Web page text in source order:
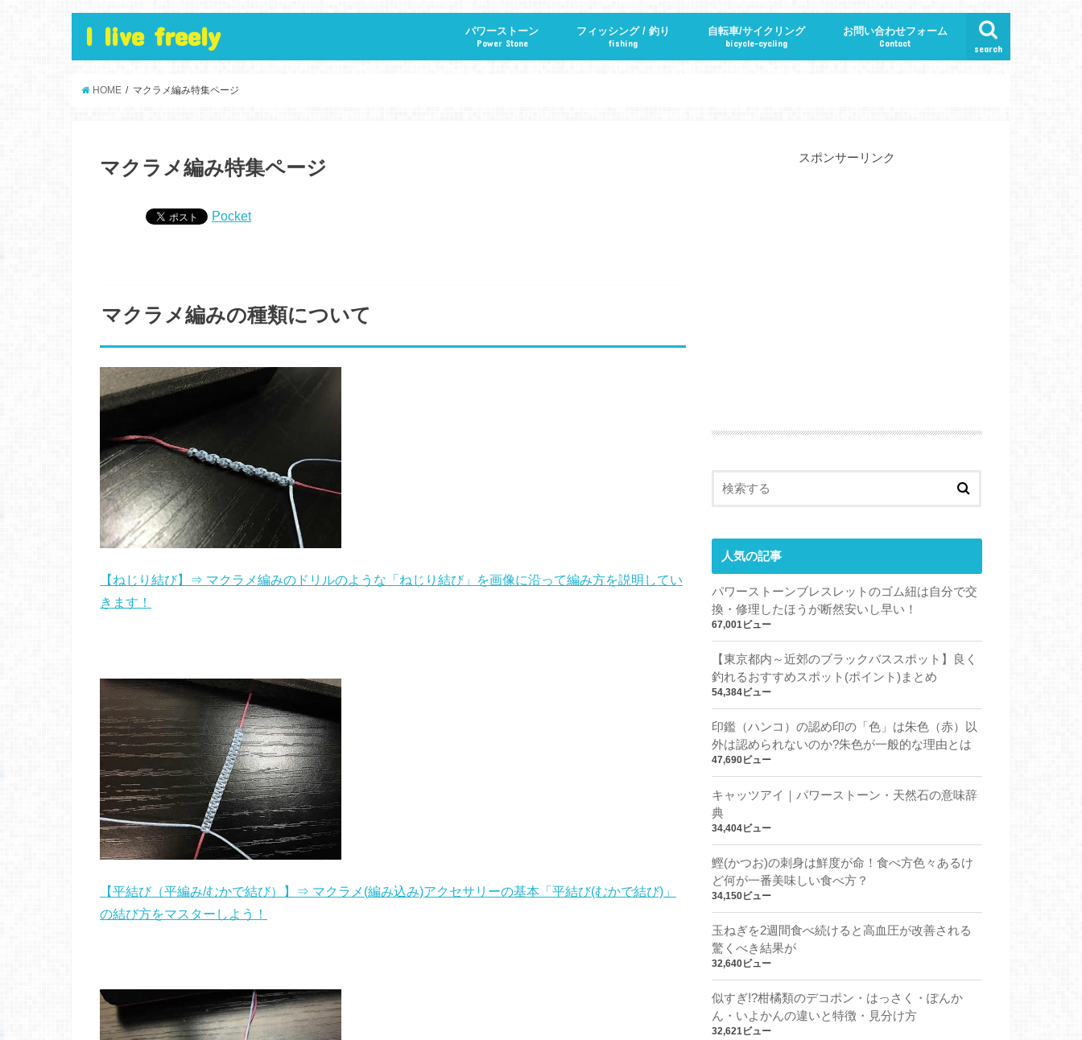
I live freely search
パワーストーン
Power Stone
フィッシング / 釣り
fishing
自転車/サイクリング
bicycle-cycling
お問い合わせフォーム
Contact
HOME マクラメ編み特集ページ
マクラメ編み特集ページ
Pocket
マクラメ編みの種類について
【ねじり結び】⇒ マクラメ編みのドリルのような「ねじり結び」を画像に沿って編み方を説明してい
きます！
【平結び（平編み/むかで結び）】⇒ マクラメ(編み込み)アクセサリーの基本「平結び(むかで結び)」
の結び方をマスターしよう！
スポンサーリンク
人気の記事
パワーストーンブレスレットのゴム紐は自分で交
換・修理したほうが断然安いし早い！
67,001ビュー
【東京都内～近郊のブラックバススポット】良く
釣れるおすすめスポット(ポイント)まとめ
54,384ビュー
印鑑（ハンコ）の認め印の「色」は朱色（赤）以
外は認められないのか?朱色が一般的な理由とは
47,690ビュー
キャッツアイ｜パワーストーン・天然石の意味辞
典
34,404ビュー
鰹(かつお)の刺身は鮮度が命！食べ方色々あるけ
ど何が一番美味しい食べ方？
34,150ビュー
玉ねぎを2週間食べ続けると高血圧が改善される
驚くべき結果が
32,640ビュー
似すぎ!?柑橘類のデコポン・はっさく・ぽんか
ん・いよかんの違いと特徴・見分け方
32,621ビュー